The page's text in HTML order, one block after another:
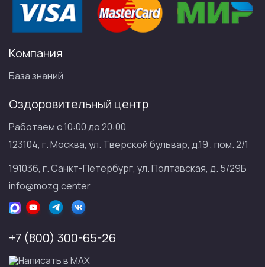
Компания
База знаний
Оздоровительный центр
Работаем с 10:00 до 20:00
123104, г. Москва, ул. Тверской бульвар, д.19 , пом. 2/1
191036, г. Санкт-Петербург, ул. Полтавская, д. 5/29Б
info@mozg.center
+7 (800) 300-65-26
Написать в МАХ